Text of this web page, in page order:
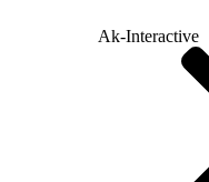
Ak-Interactive